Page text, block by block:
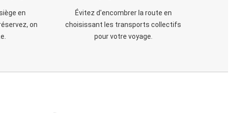
en
on
Évitez d'encombrer la route en
choisissant les transports collectifs
pour votre voyage.